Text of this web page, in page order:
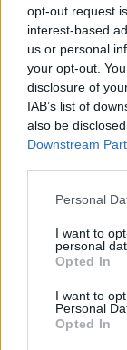
opt-out request
interest-based
us or personal
your opt-out.
disclosure of
IAB’s list of
also be
Downstream
Personal
I want to
personal
Opted In
I want to
Personal
Opted In
ΡΟΗ
για την
07/08/2026 - 17:02
Deloitte
της ΔΕΗ για
ενέργειας